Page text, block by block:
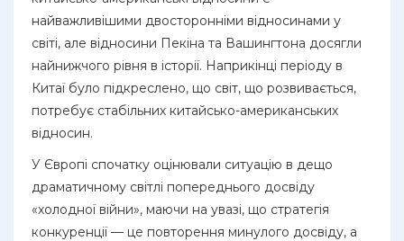
найважливішими двосторонніми відносинами у
світі, але відносини Пекіна та Вашингтона досягли
найнижчого рівня в історії. Наприкінці періоду в
Китаї було підкреслено, що світ, що розвивається,
потребує стабільних китайсько-американських
відносин.
У Європі спочатку оцінювали ситуацію в дещо
драматичному світлі попереднього досвіду
«холодної війни», маючи на увазі, що стратегія
конкуренції — це повторення минулого досвіду, а